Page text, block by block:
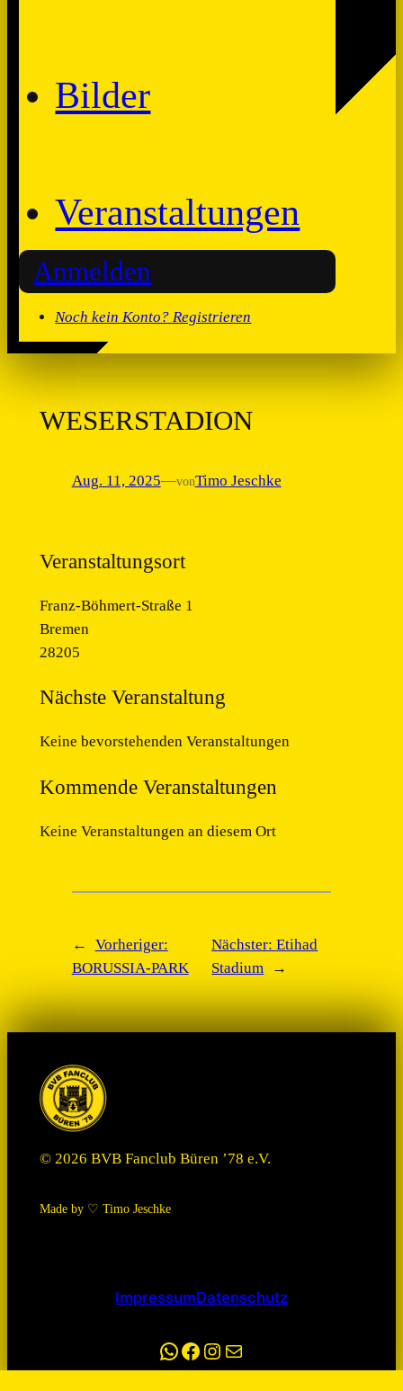
Bilder
Veranstaltungen
Anmelden
Noch kein Konto? Registrieren
WESERSTADION
Aug. 11, 2025—vonTimo Jeschke
Veranstaltungsort
Franz-Böhmert-Straße 1
Bremen
28205
Nächste Veranstaltung
Keine bevorstehenden Veranstaltungen
Kommende Veranstaltungen
Keine Veranstaltungen an diesem Ort
←
Vorheriger:
BORUSSIA-PARK
Nächster:Etihad
Stadium
→
© 2026 BVB Fanclub Büren ’78 e.V.
Made by ♡ Timo Jeschke
ImpressumDatenschutz
WhatsApp Facebook Instagram E-Mail